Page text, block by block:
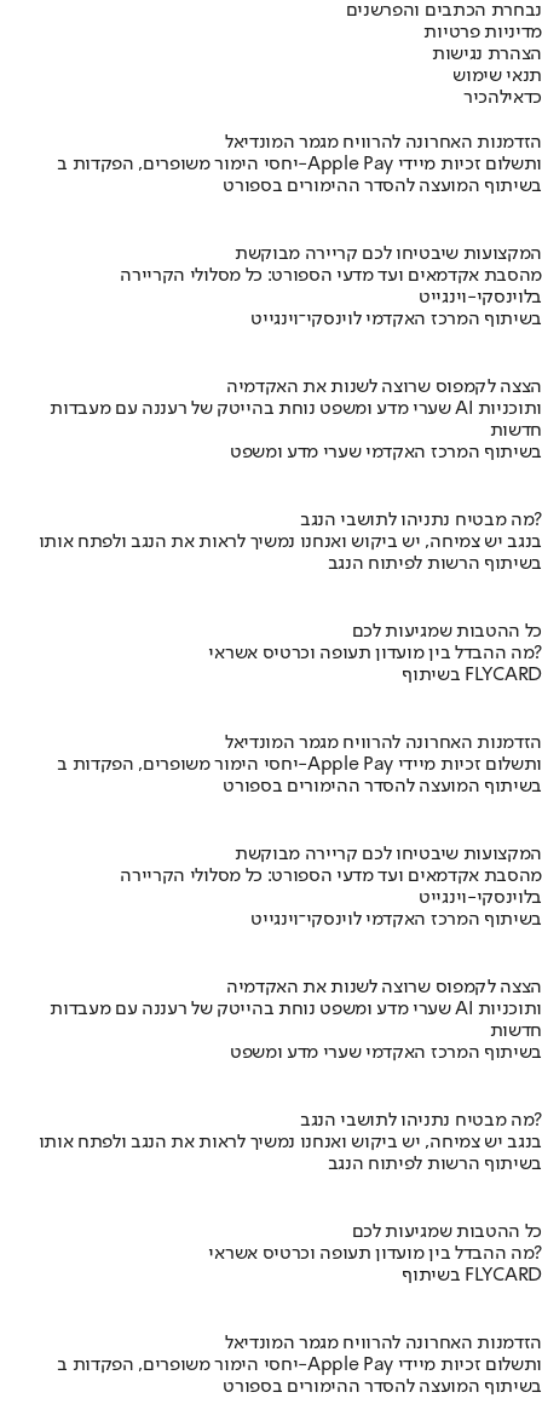
נבחרת הכתבים והפרשנים
מדיניות פרטיות
הצהרת נגישות
תנאי שימוש
כדאילהכיר
הזדמנות האחרונה להרוויח מגמר המונדיאל
יחסי הימור משופרים, הפקדות ב-Apple Pay ותשלום זכיות מיידי
בשיתוף המועצה להסדר ההימורים בספורט
המקצועות שיבטיחו לכם קריירה מבוקשת
מהסבת אקדמאים ועד מדעי הספורט: כל מסלולי הקריירה
בלוינסקי-וינגייט
בשיתוף המרכז האקדמי לוינסקי־וינגייט
הצצה לקמפוס שרוצה לשנות את האקדמיה
שערי מדע ומשפט נוחת בהייטק של רעננה עם מעבדות AI ותוכניות
חדשות
בשיתוף המרכז האקדמי שערי מדע ומשפט
מה מבטיח נתניהו לתושבי הנגב?
בנגב יש צמיחה, יש ביקוש ואנחנו נמשיך לראות את הנגב ולפתח אותו
בשיתוף הרשות לפיתוח הנגב
כל ההטבות שמגיעות לכם
מה ההבדל בין מועדון תעופה וכרטיס אשראי?
בשיתוף FLYCARD
הזדמנות האחרונה להרוויח מגמר המונדיאל
יחסי הימור משופרים, הפקדות ב-Apple Pay ותשלום זכיות מיידי
בשיתוף המועצה להסדר ההימורים בספורט
המקצועות שיבטיחו לכם קריירה מבוקשת
מהסבת אקדמאים ועד מדעי הספורט: כל מסלולי הקריירה
בלוינסקי-וינגייט
בשיתוף המרכז האקדמי לוינסקי־וינגייט
הצצה לקמפוס שרוצה לשנות את האקדמיה
שערי מדע ומשפט נוחת בהייטק של רעננה עם מעבדות AI ותוכניות
חדשות
בשיתוף המרכז האקדמי שערי מדע ומשפט
מה מבטיח נתניהו לתושבי הנגב?
בנגב יש צמיחה, יש ביקוש ואנחנו נמשיך לראות את הנגב ולפתח אותו
בשיתוף הרשות לפיתוח הנגב
כל ההטבות שמגיעות לכם
מה ההבדל בין מועדון תעופה וכרטיס אשראי?
בשיתוף FLYCARD
הזדמנות האחרונה להרוויח מגמר המונדיאל
יחסי הימור משופרים, הפקדות ב-Apple Pay ותשלום זכיות מיידי
בשיתוף המועצה להסדר ההימורים בספורט